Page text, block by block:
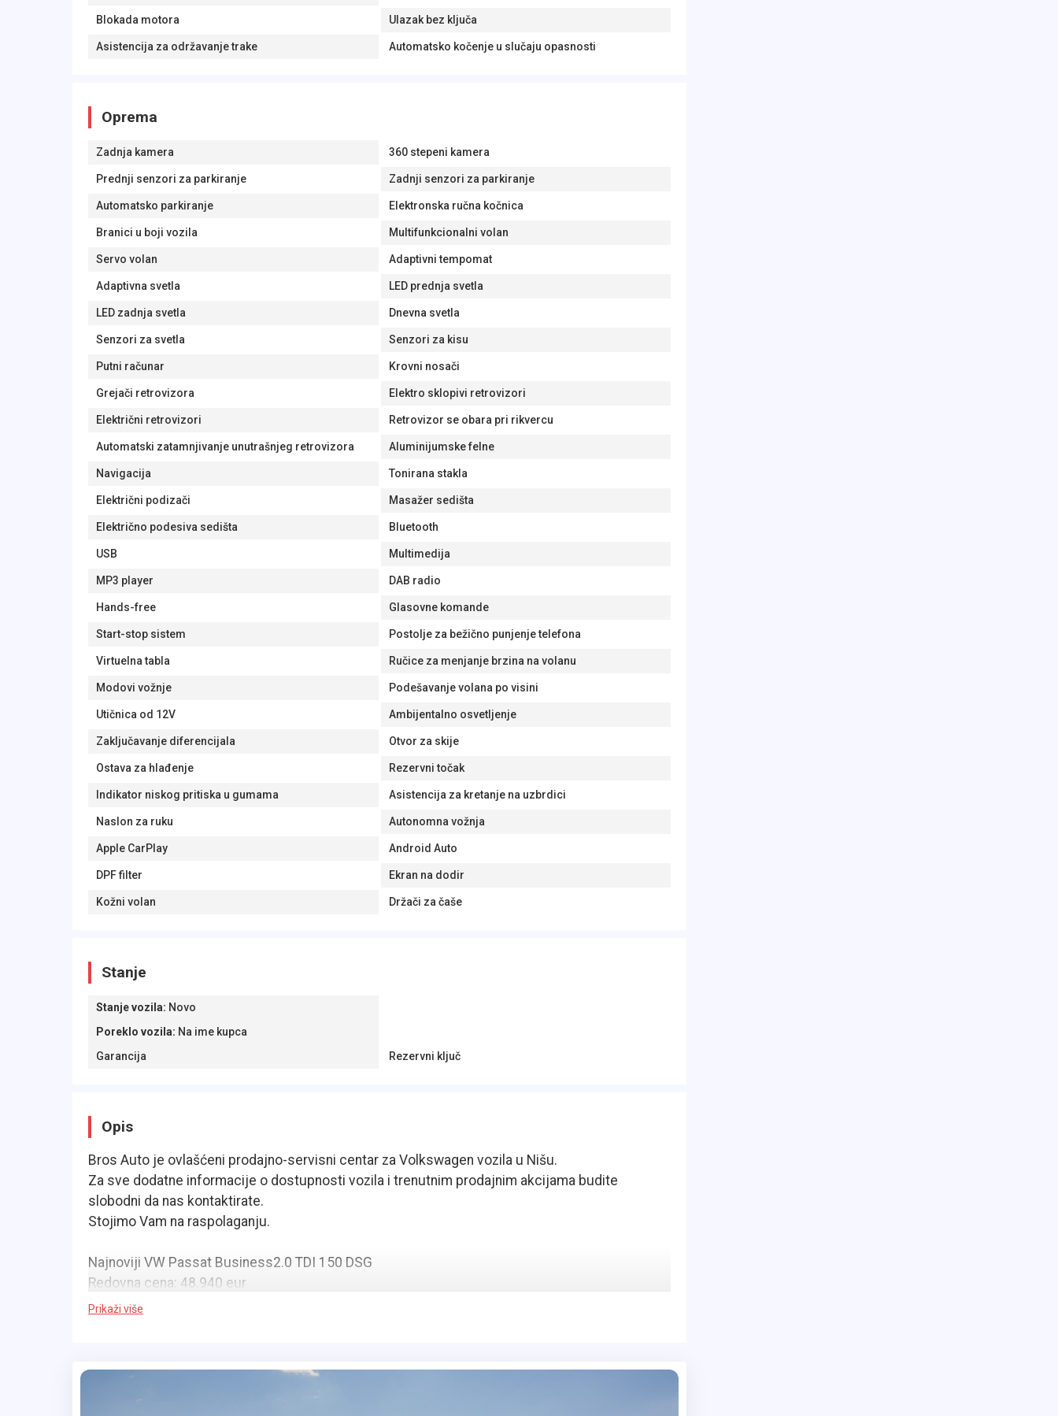
Blokada motora Ulazak bez ključa
Asistencija za održavanje trake Automatsko kočenje u slučaju opasnosti
Oprema
Zadnja kamera 360 stepeni kamera
Prednji senzori za parkiranje Zadnji senzori za parkiranje
Automatsko parkiranje Elektronska ručna kočnica
Branici u boji vozila Multifunkcionalni volan
Servo volan Adaptivni tempomat
Adaptivna svetla LED prednja svetla
LED zadnja svetla Dnevna svetla
Senzori za svetla Senzori za kisu
Putni računar Krovni nosači
Grejači retrovizora Elektro sklopivi retrovizori
Električni retrovizori Retrovizor se obara pri rikvercu
Automatski zatamnjivanje unutrašnjeg retrovizora Aluminijumske felne
Navigacija Tonirana stakla
Električni podizači Masažer sedišta
Električno podesiva sedišta Bluetooth
USB Multimedija
MP3 player DAB radio
Hands-free Glasovne komande
Start-stop sistem Postolje za bežično punjenje telefona
Virtuelna tabla Ručice za menjanje brzina na volanu
Modovi vožnje Podešavanje volana po visini
Utičnica od 12V Ambijentalno osvetljenje
Zaključavanje diferencijala Otvor za skije
Ostava za hlađenje Rezervni točak
Indikator niskog pritiska u gumama Asistencija za kretanje na uzbrdici
Naslon za ruku Autonomna vožnja
Apple CarPlay Android Auto
DPF filter Ekran na dodir
Kožni volan Držači za čaše
Stanje
Stanje vozila: Novo
Poreklo vozila: Na ime kupca
Garancija
Rezervni ključ
Opis
Bros Auto je ovlašćeni prodajno-servisni centar za Volkswagen vozila u Nišu.
Za sve dodatne informacije o dostupnosti vozila i trenutnim prodajnim akcijama budite
slobodni da nas kontaktirate.
Stojimo Vam na raspolaganju.
Najnoviji VW Passat Business2.0 TDI 150 DSG
Redovna cena: 48.940 eur
Specijalni popust : 8.070 eur
Prikaži više